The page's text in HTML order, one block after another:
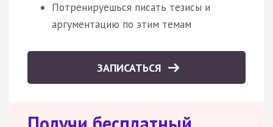
Потренируешься писать тезисы и
аргументацию по этим темам
ЗАПИСАТЬСЯ